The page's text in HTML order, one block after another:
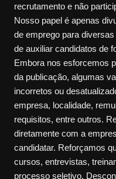
recrutamento e não
Nosso papel é apenas
de emprego para
de auxiliar candidatos de
Embora nos esforcemos
da publicação, algumas
incorretos ou
empresa, localidade,
requisitos, entre outros.
diretamente com a
candidatar. Reforçamos
cursos, entrevistas,
processo seletivo.